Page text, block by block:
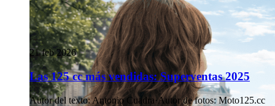
21 feb 2026
Las 125 cc más vendidas: Superventas 2025
Autor del texto:Antonio Cuadra·Autor de fotos: Moto125.cc